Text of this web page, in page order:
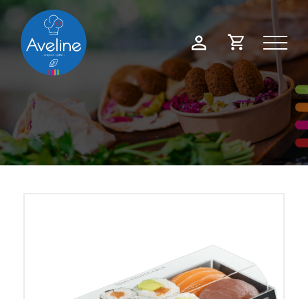
Mon Demande
devis
Panneau de gestion des cookies